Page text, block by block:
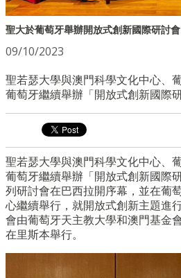
聖大於葡萄牙舉辦開放式創新國際研討會
09/10/2023
聖若瑟大學與澳門科學文化中心、
葡萄牙繼續舉辦「開放式創新國際
聖若瑟大學與澳門科學文化中心、
葡萄牙繼續舉辦「開放式創新國際
列研討會在巴西拉開序幕，並在葡
心繼續舉行，就開放式創新主題進
會由葡萄牙天主教大學和澳門基金
在里斯本舉行。